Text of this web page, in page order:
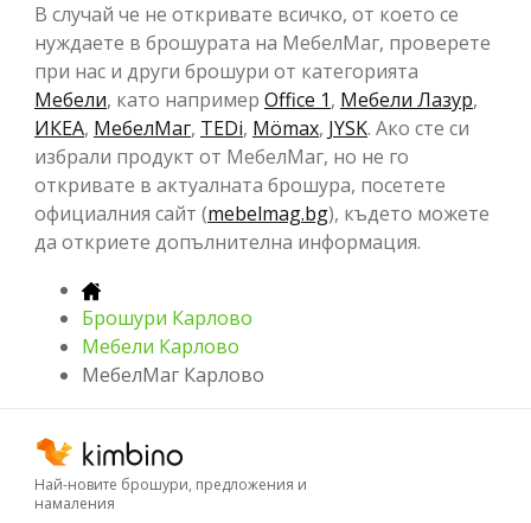
В случай че не откривате всичко, от което се
нуждаете в брошурата на МебелМаг, проверете
при нас и други брошури от категорията
Мебели, като например Office 1, Мебели Лазур,
ИКЕА, МебелМаг, TEDi, Mömax, JYSK. Ако сте си
избрали продукт от МебелМаг, но не го
откривате в актуалната брошура, посетете
официалния сайт (mebelmag.bg), където можете
да откриете допълнителна информация.
Брошури Карлово
Мебели Карлово
МебелМаг Карлово
Най-новите брошури, предложения и
намаления